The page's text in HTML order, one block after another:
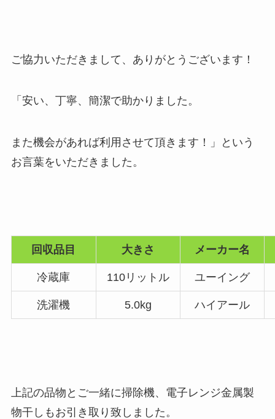
ご協力いただきまして、ありがとうございます！
「安い、丁寧、簡潔で助かりました。
また機会があれば利用させて頂きます！」という
お言葉をいただきました。
回収品目 大きさ メーカー名
冷蔵庫 110リットル ユーイング
洗濯機 5.0kg ハイアール
上記の品物とご一緒に掃除機、電子レンジ金属製
物干しもお引き取り致しました。